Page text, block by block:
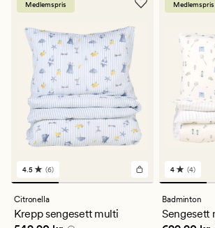
Medlemspris
6
anmeldelser
med
gjennomsnittlig
4.5 (6)
Citronella
Krepp sengesett multi
Medlemspris
4
med
4 (4)
Badminton
Sengesett